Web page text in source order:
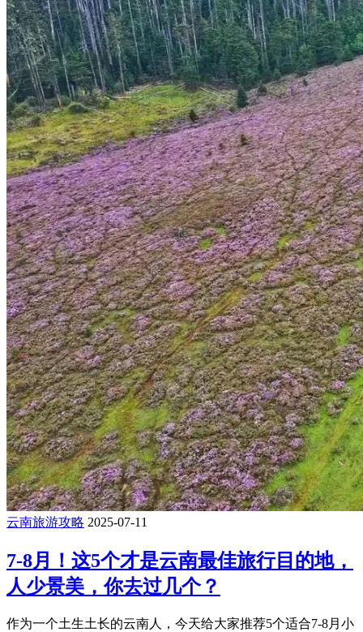
云南旅游攻略 2025-07-11
7-8月！这5个才是云南最佳旅行目的地，
人少景美，你去过几个？
作为一个土生土长的云南人，今天给大家推荐5个适合7-8月小